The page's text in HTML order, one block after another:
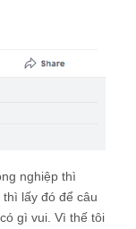
nghiệp thì
lấy đó để câu
gì vui. Vì thế tôi